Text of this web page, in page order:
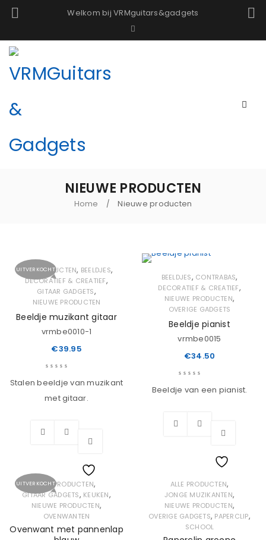
Welkom bij VRMguitars&gadgets
NIEUWE PRODUCTEN
Home / Nieuwe producten
UITVERKOCHT
ALLE PRODUCTEN, BEELDJES,
DECORATIEF & CREATIEF,
GITAAR GADGETS,
NIEUWE PRODUCTEN
Beeldje muzikant gitaar
vrmbe0010-1
€39.95
Stalen beeldje van muzikant
met gitaar.
Wishlist
BEELDJES, CONTRABAS,
DECORATIEF & CREATIEF,
NIEUWE PRODUCTEN,
OVERIGE GADGETS
Beeldje pianist
vrmbe0015
€34.50
Beeldje van een pianist.
Wishlist
UITVERKOCHTALLE PRODUCTEN,
GITAAR GADGETS, KEUKEN,
NIEUWE PRODUCTEN,
OVENWANTEN
Ovenwant met pannenlap
ALLE PRODUCTEN,
JONGE MUZIKANTEN,
NIEUWE PRODUCTEN,
OVERIGE GADGETS, PAPERCLIP,
SCHOOL